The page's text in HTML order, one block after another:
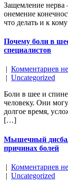
Защемление нерва
онемение
что делать и к
Почему боли в
специалистов
Комментариев
Uncategorized
Боли в шее и
человеку. Они
долгое время,
[…]
Мышечный
причинах болей
| Комментариев
| Uncategorized